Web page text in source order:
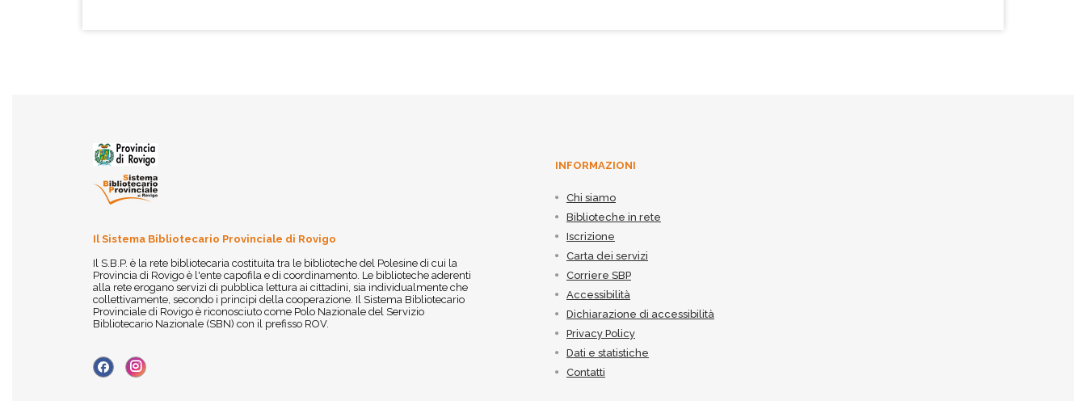
Il Sistema Bibliotecario Provinciale di Rovigo
Il S.B.P. è la rete bibliotecaria costituita tra le biblioteche del Polesine di cui la
Provincia di Rovigo è l'ente capofila e di coordinamento. Le biblioteche aderenti
alla rete erogano servizi di pubblica lettura ai cittadini, sia individualmente che
collettivamente, secondo i principi della cooperazione. Il Sistema Bibliotecario
Provinciale di Rovigo è riconosciuto come Polo Nazionale del Servizio
Bibliotecario Nazionale (SBN) con il prefisso ROV.
INFORMAZIONI
Chi siamo
Biblioteche in rete
Iscrizione
Carta dei servizi
Corriere SBP
Accessibilità
Dichiarazione di accessibilità
Privacy Policy
Dati e statistiche
Contatti